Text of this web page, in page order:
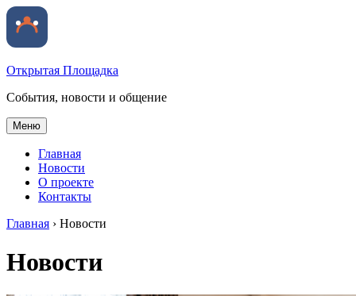
Открытая Площадка
События, новости и общение
Меню
Главная
Новости
О проекте
Контакты
Главная › Новости
Новости